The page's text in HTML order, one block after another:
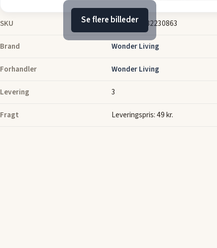
Se flere billeder
SKU 26-49987582230863
Brand Wonder Living
Forhandler Wonder Living
Levering 3
Fragt Leveringspris: 49 kr.